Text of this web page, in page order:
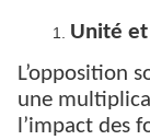
Unité
L’opposition
une
l’impact des